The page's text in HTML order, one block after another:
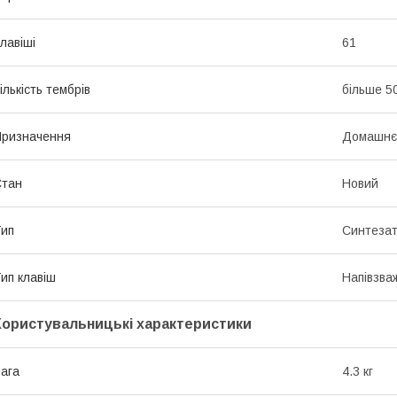
61
тембрів більше
Домашнє
Новий
клавіш
характеристики
4.3 кг